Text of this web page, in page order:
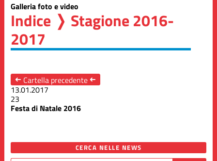
Galleria foto e video
Indice ❭ Stagione 2016-
2017
➜ Cartella precedente ➜
13.01.2017
23
Festa di Natale 2016
CERCA NELLE NEWS